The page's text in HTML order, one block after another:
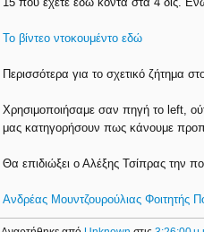
Το βίντεο ντοκουμέντο εδώ
Περισσότερα για το σχετικό ζήτημα
Χρησιμοποιήσαμε σαν πηγή το left,
μας κατηγορήσουν πως κάνουμε
Θα επιδιώξει ο Αλέξης Τσίπρας την
Ανδρέας Μουντζουρούλιας Φοιτητής